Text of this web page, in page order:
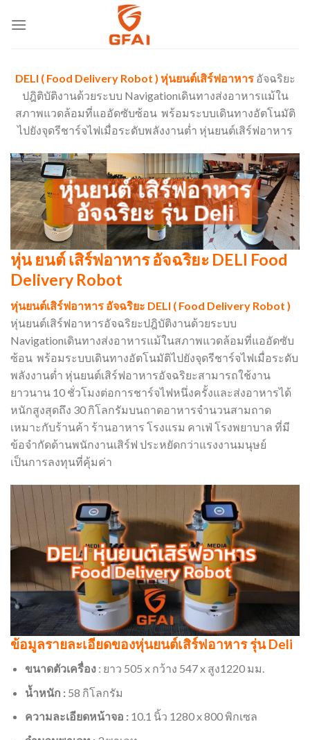
DELI ( Food Delivery Robot ) หุ่นยนต์เสิร์ฟอาหารอัจฉริยะ
ปฎิติบัติงานด้วยระบบ Navigationเดินทางส่งอาหารแม้ใน
สภาพแวดล้อมที่แออัดซับซ้อน พร้อมระบบเดินทางอัตโนมัติ
ไปยังจุดรีชาร์จไฟเมื่อระดับพลังงานต่ำ หุ่นยนต์เสิร์ฟอาหาร
หุ่นยนต์ เสิร์ฟอาหาร
อัจฉริยะ รุ่น Deli
หุ่น ยนต์ เสิร์ฟอาหาร อัจฉริยะ DELI Food
Delivery Robot
หุ่นยนต์เสิร์ฟอาหาร อัจฉริยะ DELI ( Food Delivery Robot )
หุ่นยนต์เสิร์ฟอาหารอัจฉริยะปฎิบัติงานด้วยระบบ
Navigationเดินทางส่งอาหารแม้ในสภาพแวดล้อมที่แออัดซับ
ซ้อน พร้อมระบบเดินทางอัตโนมัติไปยังจุดรีชาร์จไฟเมื่อระดับ
พลังงานต่ำ หุ่นยนต์เสิร์ฟอาหารอัจฉริยะสามารถใช้งาน
ยาวนาน 10 ชั่วโมงต่อการชาร์จไฟหนึ่งครั้งและส่งอาหารได้
หนักสูงสุดถึง 30 กิโลกรัมบนถาดอาหารจำนวนสามถาด
เหมาะกับร้านค้า ร้านอาหาร โรงแรม คาเฟ่ โรงพยาบาล ที่มี
ข้อจำกัดด้านพนักงานเสิร์ฟ ประหยัดกว่าแรงงานมนุษย์
เป็นการลงทุนที่คุ้มค่า
ข้อมูลรายละเอียดของหุ่นยนต์เสิร์ฟอาหาร รุ่น Deli
ขนาดตัวเครื่อง: ยาว 505 x กว้าง 547 x สูง1220 มม.
น้ำหนัก :58 กิโลกรัม
ความละเอียดหน้าจอ :10.1 นิ้ว 1280 x 800 พิกเซล​